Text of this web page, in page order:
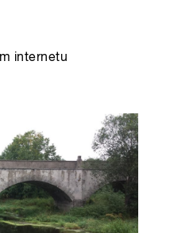
internetu